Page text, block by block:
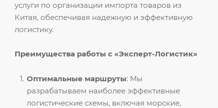
услуги по организации импорта товаров из
Китая, обеспечивая надежную и эффективную
логистику.
Преимущества работы с «Эксперт-Логистик»
Оптимальные маршруты: Мы
разрабатываем наиболее эффективные
логистические схемы, включая морские,